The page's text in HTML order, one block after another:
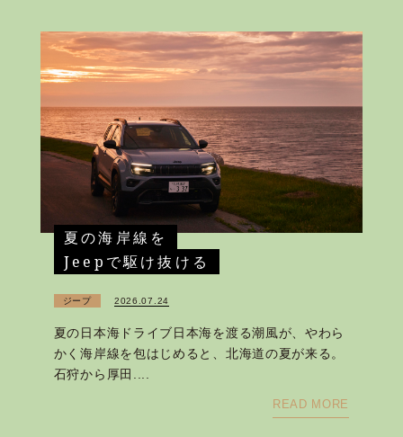
夏の海岸線を
Jeepで駆け抜ける
ジープ 2026.07.24
夏の日本海ドライブ日本海を渡る潮風が、やわら
かく海岸線を包はじめると、北海道の夏が来る。
石狩から厚田....
READ MORE